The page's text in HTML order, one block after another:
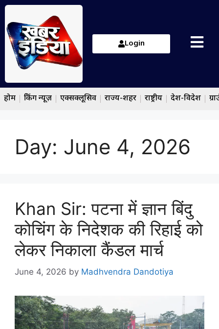
Login
होम ब्रेकिंग न्यूज़ एक्सक्लूसिव राज्य-शहर राष्ट्रीय देश-विदेश
Day: June 4, 2026
Khan Sir: पटना में ज्ञान बिंदु
कोचिंग के निदेशक की रिहाई को
लेकर निकाला कैंडल मार्च
June 4, 2026 by Madhvendra Dandotiya